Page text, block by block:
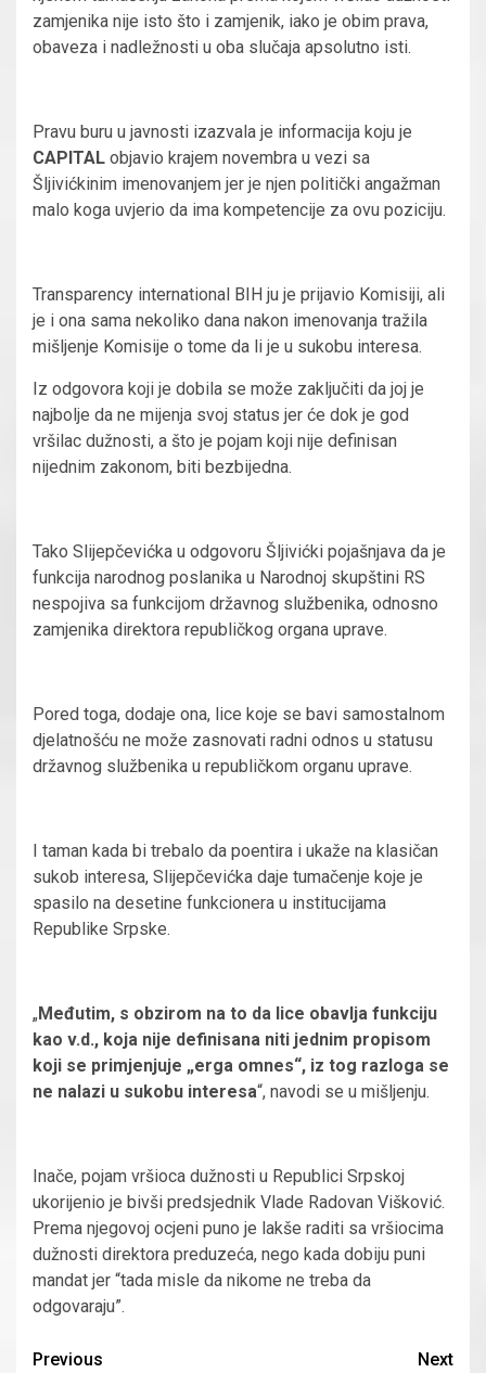
zamjenika nije isto što i zamjenik, iako je obim prava,
obaveza i nadležnosti u oba slučaja apsolutno isti.
Pravu buru u javnosti izazvala je informacija koju je
CAPITAL objavio krajem novembra u vezi sa
Šljivićkinim imenovanjem jer je njen politički angažman
malo koga uvjerio da ima kompetencije za ovu poziciju.
Transparency international BIH ju je prijavio Komisiji, ali
je i ona sama nekoliko dana nakon imenovanja tražila
mišljenje Komisije o tome da li je u sukobu interesa.
Iz odgovora koji je dobila se može zaključiti da joj je
najbolje da ne mijenja svoj status jer će dok je god
vršilac dužnosti, a što je pojam koji nije definisan
nijednim zakonom, biti bezbijedna.
Tako Slijepčevićka u odgovoru Šljivićki pojašnjava da je
funkcija narodnog poslanika u Narodnoj skupštini RS
nespojiva sa funkcijom državnog službenika, odnosno
zamjenika direktora republičkog organa uprave.
Pored toga, dodaje ona, lice koje se bavi samostalnom
djelatnošću ne može zasnovati radni odnos u statusu
državnog službenika u republičkom organu uprave.
I taman kada bi trebalo da poentira i ukaže na klasičan
sukob interesa, Slijepčevićka daje tumačenje koje je
spasilo na desetine funkcionera u institucijama
Republike Srpske.
„ Međutim, s obzirom na to da lice obavlja funkciju
kao v.d., koja nije definisana niti jednim propisom
koji se primjenjuje „erga omnes“, iz tog razloga se
ne nalazi u sukobu interesa“, navodi se u mišljenju.
Inače, pojam vršioca dužnosti u Republici Srpskoj
ukorijenio je bivši predsjednik Vlade Radovan Višković.
Prema njegovoj ocjeni puno je lakše raditi sa vršiocima
dužnosti direktora preduzeća, nego kada dobiju puni
mandat jer “tada misle da nikome ne treba da
odgovaraju”.
Continue
Previous Next